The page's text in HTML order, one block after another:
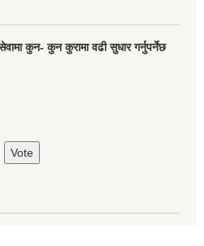
कुन- कुन कुरामा वढी सुधार गर्नुपर्नेछ